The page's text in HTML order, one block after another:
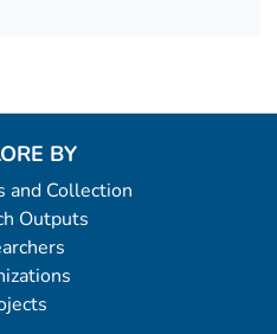
BY
and Collection
Outputs